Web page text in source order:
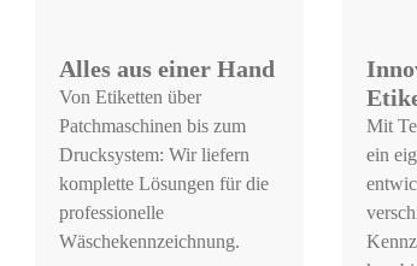
Alles aus einer Hand
Von Etiketten über
Patchmaschinen bis zum
Drucksystem: Wir liefern
komplette Lösungen für die
professionelle
Wäschekennzeichnung.
Mit
ein